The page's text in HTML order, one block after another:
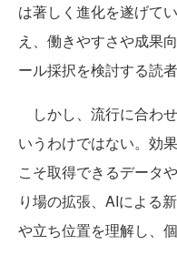
は著しく進化を遂げて
え、働きやすさや成果
ール採択を検討する読
しかし、流行に合わ
いうわけではない。効
こそ取得できるデータ
り場の拡張、AIによる
や立ち位置を理解し、